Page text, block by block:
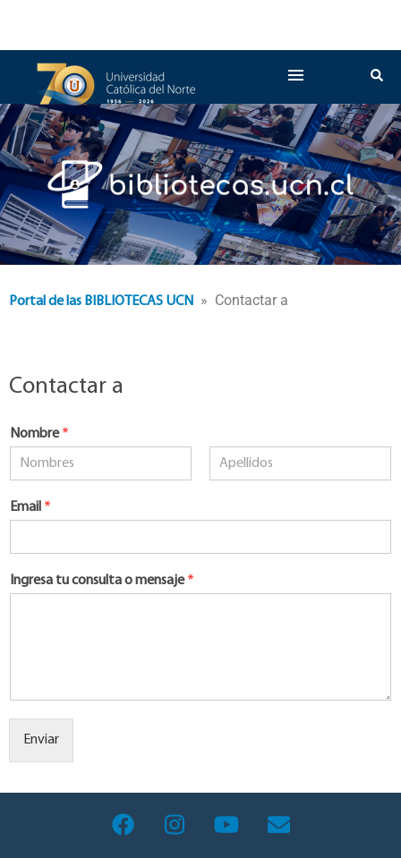
Portal de las BIBLIOTECAS UCN » Contactar a
Contactar a
Nombre*
Email *
Ingresa tu consulta o mensaje*
Enviar